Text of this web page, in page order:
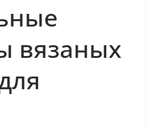
вязаных